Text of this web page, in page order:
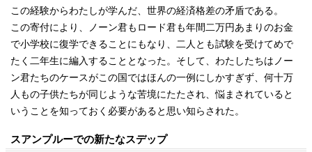
この経験からわたしが学んだ、世界の経済格差の矛盾である。
この寄付により、ノーン君もロード君も年間二万円あまりのお金
で小学校に復学できることにもなり、二人とも試験を受けてめで
たく二年生に編入することとなった。そして、わたしたちはノー
ン君たちのケースがこの国ではほんの一例にしかすぎず、何十万
人もの子供たちが同じような苦境にたたされ、悩まされていると
いうことを知っておく必要があると思い知らされた。
スアンプルーでの新たなスデップ